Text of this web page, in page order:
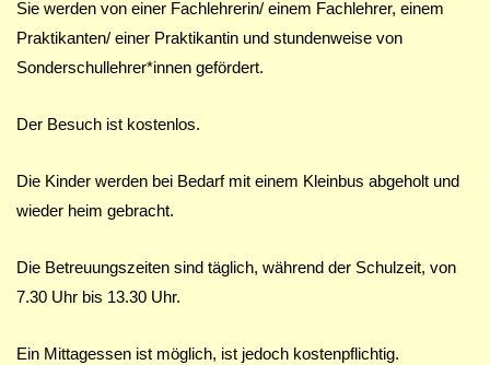
Sie werden von einer Fachlehrerin/ einem Fachlehrer, einem
Praktikanten/ einer Praktikantin und stundenweise von
Sonderschullehrer*innen gefördert.
Der Besuch ist kostenlos.
Die Kinder werden bei Bedarf mit einem Kleinbus abgeholt und
wieder heim gebracht.
Die Betreuungszeiten sind täglich, während der Schulzeit, von
7.30 Uhr bis 13.30 Uhr.
Ein Mittagessen ist möglich, ist jedoch kostenpflichtig.